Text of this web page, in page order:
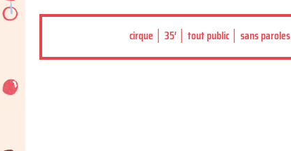
cirque │ 35′ │ tout public │ sans paroles